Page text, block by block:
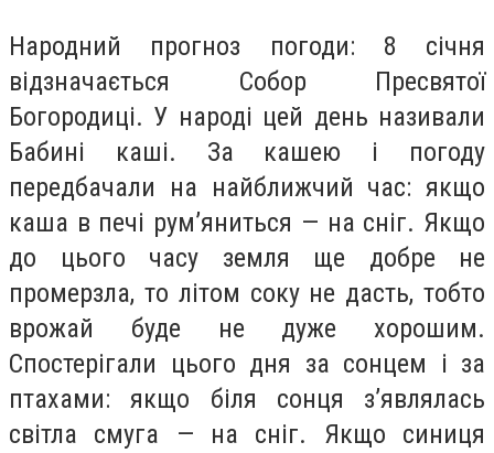
Народний прогноз погоди: 8 січня
відзначається Собор Пресвятої
Богородиці. У народі цей день називали
Бабині каші. За кашею і погоду
передбачали на найближчий час: якщо
каша в печі рум’яниться — на сніг. Якщо
до цього часу земля ще добре не
промерзла, то літом соку не дасть, тобто
врожай буде не дуже хорошим.
Спостерігали цього дня за сонцем і за
птахами: якщо біля сонця з’являлась
світла смуга — на сніг. Якщо синиця